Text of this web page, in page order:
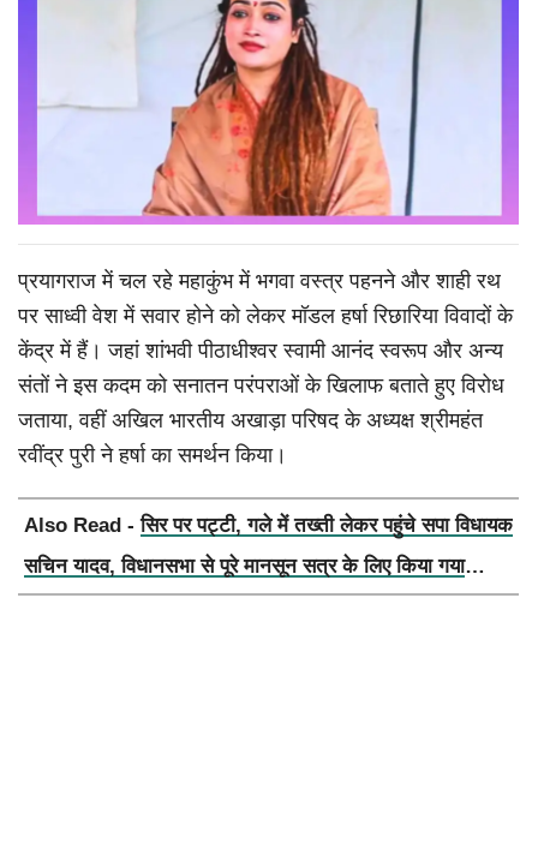
प्रयागराज में चल रहे महाकुंभ में भगवा वस्त्र पहनने और शाही रथ
पर साध्वी वेश में सवार होने को लेकर मॉडल हर्षा रिछारिया विवादों के
केंद्र में हैं। जहां शांभवी पीठाधीश्वर स्वामी आनंद स्वरूप और अन्य
संतों ने इस कदम को सनातन परंपराओं के खिलाफ बताते हुए विरोध
जताया, वहीं अखिल भारतीय अखाड़ा परिषद के अध्यक्ष श्रीमहंत
रवींद्र पुरी ने हर्षा का समर्थन किया।
Also Read -सिर पर पट्टी, गले में तख्ती लेकर पहुंचे सपा विधायक
सचिन यादव, विधानसभा से पूरे मानसून सत्र के लिए किया गया